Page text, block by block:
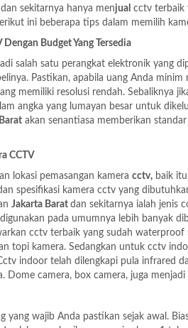
dan sekitarnya hanya menjual cctv terbaik
ini beberapa tips dalam memilih
Budget Yang Tersedia
salah satu perangkat elektronik yang
Pastikan, apabila uang Anda
memiliki resolusi rendah. Sebaliknya
angka yang lumayan besar untuk
akan senantiasa memberikan
CCTV
lokasi pemasangan kamera cctv, baik
spesifikasi kamera cctv yang
Jakarta Barat dan sekitarnya ialah jenis
pada umumnya lebih banyak
cctv terbaik yang sudah
topi kamera. Sedangkan untuk cctv
indoor telah dilengkapi pula infrared
Dome camera, box camera, juga
yang wajib Anda pastikan sejak awal.